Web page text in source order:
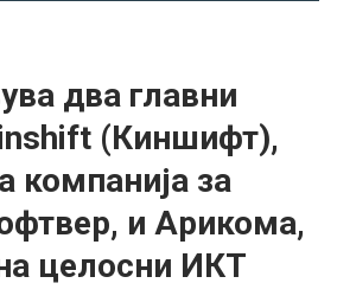
два главни
(Киншифт),
компанија за
и Арикома,
целосни ИКТ